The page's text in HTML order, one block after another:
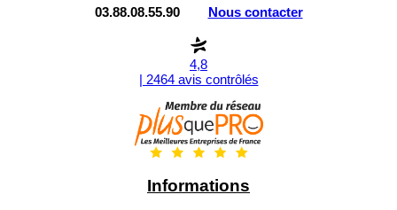
03.88.08.55.90 Nous contacter
4,8
| 2464 avis contrôlés
Informations